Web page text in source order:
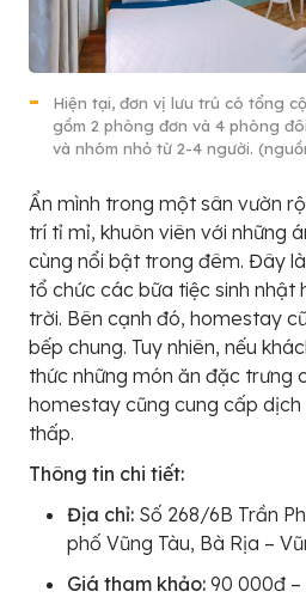
Hiện tại, đơn vị lưu trú có tổng
gồm 2 phòng đơn và 4 phòng
và nhóm nhỏ từ 2-4 người.
Ẩn mình trong một sân vườn
trí tỉ mỉ, khuôn viên với những
cùng nổi bật trong đêm. Đây
tổ chức các bữa tiệc sinh nhật
trời. Bên cạnh đó, homestay
bếp chung. Tuy nhiên, nếu
thức những món ăn đặc trưng
homestay cũng cung cấp
thấp.
Thông tin chi tiết:
Địa chỉ: Số 268/6B Trần
phố Vũng Tàu, Bà Rịa –
Giá tham khảo: 90 000đ